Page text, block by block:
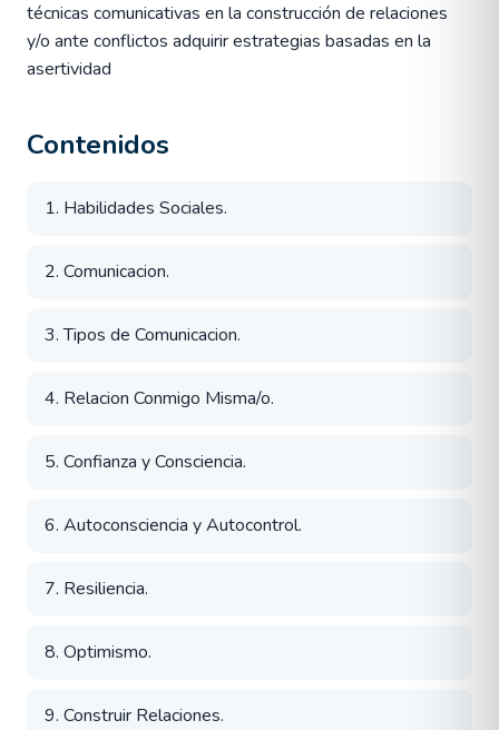
técnicas comunicativas en la construcción de relaciones
y/o ante conflictos adquirir estrategias basadas en la
asertividad
Contenidos
1. Habilidades Sociales.
2. Comunicacion.
3. Tipos de Comunicacion.
4. Relacion Conmigo Misma/o.
5. Confianza y Consciencia.
6. Autoconsciencia y Autocontrol.
7. Resiliencia.
8. Optimismo.
9. Construir Relaciones.